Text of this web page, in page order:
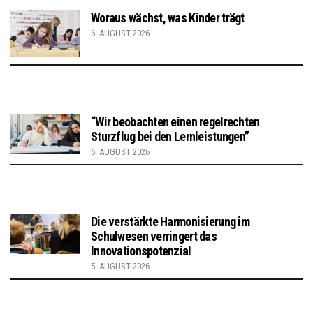
Woraus wächst, was Kinder trägt
6. AUGUST 2026
“Wir beobachten einen regelrechten
Sturzflug bei den Lernleistungen”
6. AUGUST 2026
Die verstärkte Harmonisierung im
Schulwesen verringert das
Innovationspotenzial
5. AUGUST 2026